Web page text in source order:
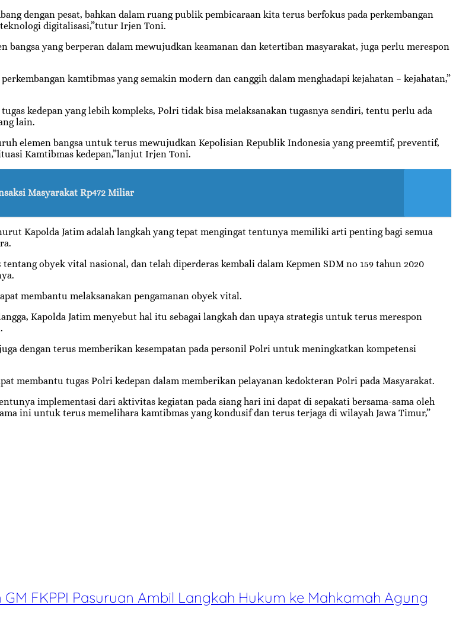
dengan pesat, bahkan dalam ruang publik pembicaraan kita terus berfokus pada perkembangan
digitalisasi,”tutur Irjen Toni.
yang berperan dalam mewujudkan keamanan dan ketertiban masyarakat, juga perlu merespon
kamtibmas yang semakin modern dan canggih dalam menghadapi kejahatan – kejahatan,”
kedepan yang lebih kompleks, Polri tidak bisa melaksanakan tugasnya sendiri, tentu perlu ada
lain.
elemen bangsa untuk terus mewujudkan Kepolisian Republik Indonesia yang preemtif, preventif,
Kamtibmas kedepan,”lanjut Irjen Toni.
Masyarakat Rp472 Miliar
Kapolda Jatim adalah langkah yang tepat mengingat tentunya memiliki arti penting bagi semua
obyek vital nasional, dan telah diperderas kembali dalam Kepmen SDM no 159 tahun 2020
membantu melaksanakan pengamanan obyek vital.
Kapolda Jatim menyebut hal itu sebagai langkah dan upaya strategis untuk terus merespon
dengan terus memberikan kesempatan pada personil Polri untuk meningkatkan kompetensi
membantu tugas Polri kedepan dalam memberikan pelayanan kedokteran Polri pada Masyarakat.
implementasi dari aktivitas kegiatan pada siang hari ini dapat di sepakati bersama-sama oleh
ini untuk terus memelihara kamtibmas yang kondusif dan terus terjaga di wilayah Jawa Timur,”
FKPPI Pasuruan Ambil Langkah Hukum ke Mahkamah Agung